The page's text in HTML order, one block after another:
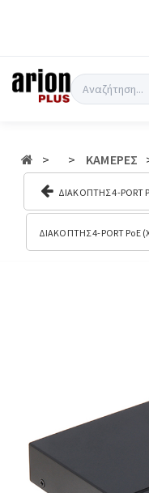
Σύνδεση
Αναζήτηση
ΚΑΜΕΡΕΣ
ΔΙΑΚΟΠΤΗΣ 4-PORT
ΔΙΑΚΟΠΤΗΣ 4-PORT PoE